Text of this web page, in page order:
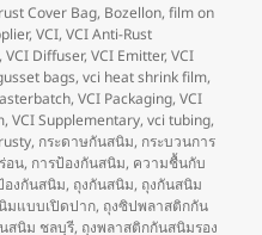
Cover Bag, Bozellon,film on
,VCI,VCI Anti-Rust
,VCI Diffuser,VCI Emitter,VCI
bags,vci heat shrink film,
,VCI Packaging,VCI
,VCI Supplementary,vci tubing,
, กระดาษกันสนิม, กระบวนการ
อน, การป้องกันสนิม, ความชื้นกับ
องกันสนิม, ถุงกันสนิม, ถุงกันสนิม
มแบบเปิดปาก, ถุงซิปพลาสติกกัน
สนิม ชลบุรี, ถุงพลาสติกกันสนิมรอง